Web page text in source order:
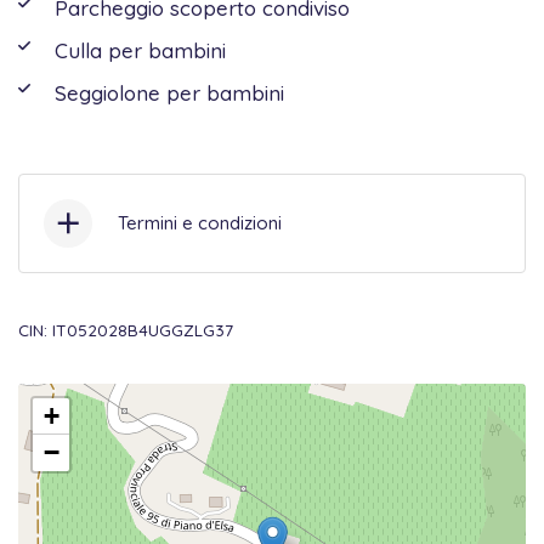
Parcheggio scoperto condiviso
Culla per bambini
Seggiolone per bambini
Termini e condizioni
Incluso nel prezzo:Set biancheria da
letto e da bagno – cambio settimanale,
Culla/Seggiolone per bambini fino a 2
anni, Letto aggiunto 1, Wi-Fi, Consumo
CIN: IT052028B4UGGZLG37
+
−